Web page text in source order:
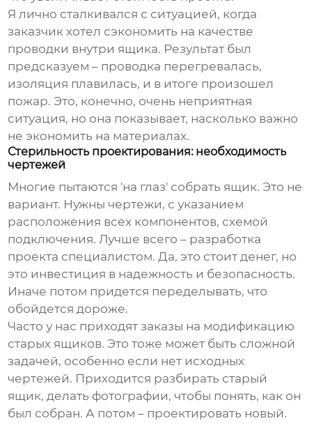
Я лично сталкивался с ситуацией, когда
заказчик хотел сэкономить на качестве
проводки внутри ящика. Результат был
предсказуем – проводка перегревалась,
изоляция плавилась, и в итоге произошел
пожар. Это, конечно, очень неприятная
ситуация, но она показывает, насколько важно
не экономить на материалах.
Стерильность проектирования: необходимость
чертежей
Многие пытаются 'на глаз' собрать ящик. Это не
вариант. Нужны чертежи, с указанием
расположения всех компонентов, схемой
подключения. Лучше всего – разработка
проекта специалистом. Да, это стоит денег, но
это инвестиция в надежность и безопасность.
Иначе потом придется переделывать, что
обойдется дороже.
Часто у нас приходят заказы на модификацию
старых ящиков. Это тоже может быть сложной
задачей, особенно если нет исходных
чертежей. Приходится разбирать старый
ящик, делать фотографии, чтобы понять, как он
был собран. А потом – проектировать новый.